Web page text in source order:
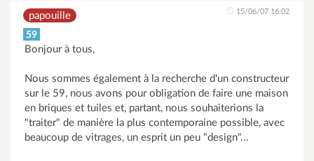
papouille 15/06/07 16:02
59
Bonjour à tous,
Nous sommes également à la recherche d'un constructeur
sur le 59, nous avons pour obligation de faire une maison
en briques et tuiles et, partant, nous souhaiterions la
"traiter" de manière la plus contemporaine possible, avec
beaucoup de vitrages, un esprit un peu "design"...